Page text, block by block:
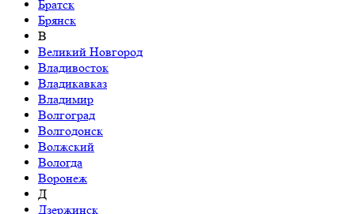
Братск
Брянск
В
Великий Новгород
Владивосток
Владикавказ
Владимир
Волгоград
Волгодонск
Волжский
Вологда
Воронеж
Д
Дзержинск